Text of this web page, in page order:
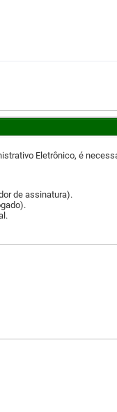
Eletrônico, é
de assinatura).